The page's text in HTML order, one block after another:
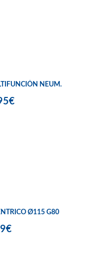
NEUM.
Ø115 G80